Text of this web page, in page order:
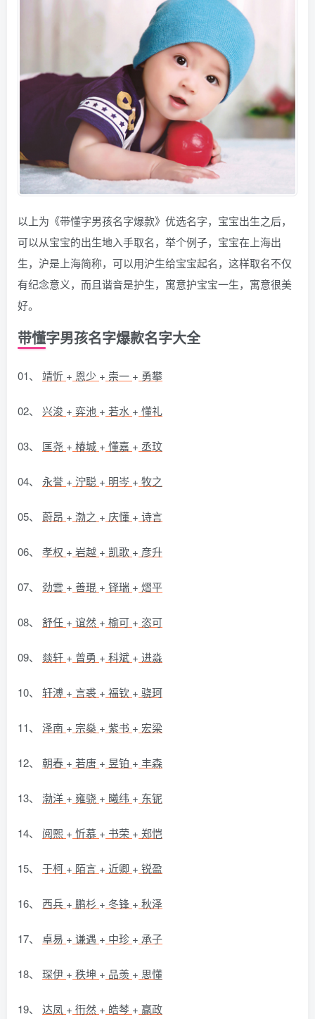
以上为《带懂字男孩名字爆款》优选名字，宝宝出生之后，
可以从宝宝的出生地入手取名，举个例子，宝宝在上海出
生，沪是上海简称，可以用沪生给宝宝起名，这样取名不仅
有纪念意义，而且谐音是护生，寓意护宝宝一生，寓意很美
好。
带懂字男孩名字爆款名字大全
01、 靖忻 + 恩少 + 崇一 + 勇攀
02、 兴浚 + 弈池 + 若水 + 懂礼
03、 匡尧 + 椿城 + 懂嘉 + 丞玟
04、 永誉 + 泞聪 + 明岑 + 牧之
05、 蔚昂 + 渤之 + 庆懂 + 诗言
06、 孝权 + 岩越 + 凯歌 + 彦升
07、 劲雲 + 善琨 + 铎瑞 + 熠平
08、 舒任 + 谊然 + 榆可 + 恣可
09、 燚轩 + 曾勇 + 科斌 + 进淼
10、 轩溥 + 言裘 + 福钦 + 骁珂
11、 泽南 + 宗燊 + 紫书 + 宏梁
12、 朝春 + 若唐 + 昱铂 + 丰森
13、 渤洋 + 雍骁 + 曦纬 + 东铌
14、 阅熙 + 忻慕 + 书荣 + 郑恺
15、 于柯 + 陌言 + 近卿 + 锐盈
16、 西兵 + 鹏杉 + 冬锋 + 秋泽
17、 卓易 + 谦遇 + 中珍 + 承子
18、 琛伊 + 秩坤 + 品羡 + 思懂
19、 达凤 + 衎然 + 皓棽 + 赢政